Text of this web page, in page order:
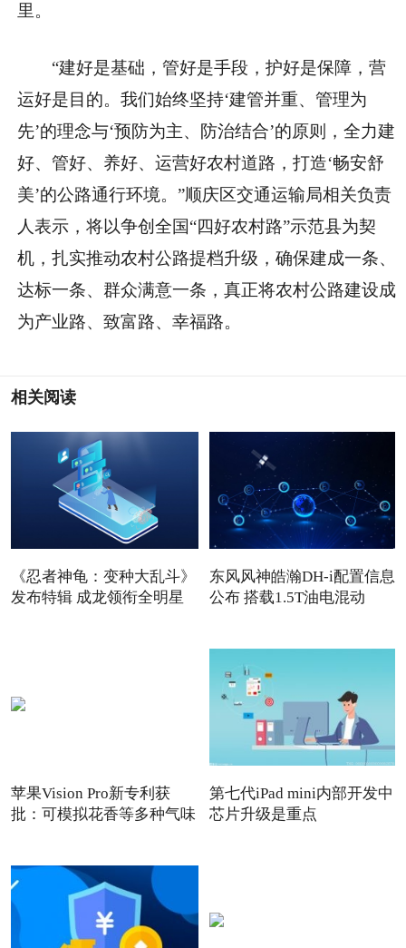
里。
“建好是基础，管好是手段，护好是保障，营
运好是目的。我们始终坚持‘建管并重、管理为
先’的理念与‘预防为主、防治结合’的原则，全力建
好、管好、养好、运营好农村道路，打造‘畅安舒
美’的公路通行环境。”顺庆区交通运输局相关负责
人表示，将以争创全国“四好农村路”示范县为契
机，扎实推动农村公路提档升级，确保建成一条、
达标一条、群众满意一条，真正将农村公路建设成
为产业路、致富路、幸福路。
相关阅读
《忍者神龟：变种大乱斗》
发布特辑 成龙领衔全明星
东风风神皓瀚DH-i配置信息
公布 搭载1.5T油电混动
苹果Vision Pro新专利获
批：可模拟花香等多种气味
第七代iPad mini内部开发中
芯片升级是重点